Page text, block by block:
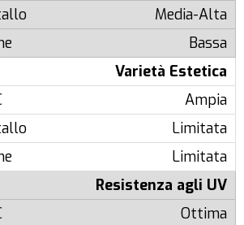
Media-Alta
Bassa
Varietà Estetica
Ampia
Limitata
Limitata
Resistenza agli UV
Ottima